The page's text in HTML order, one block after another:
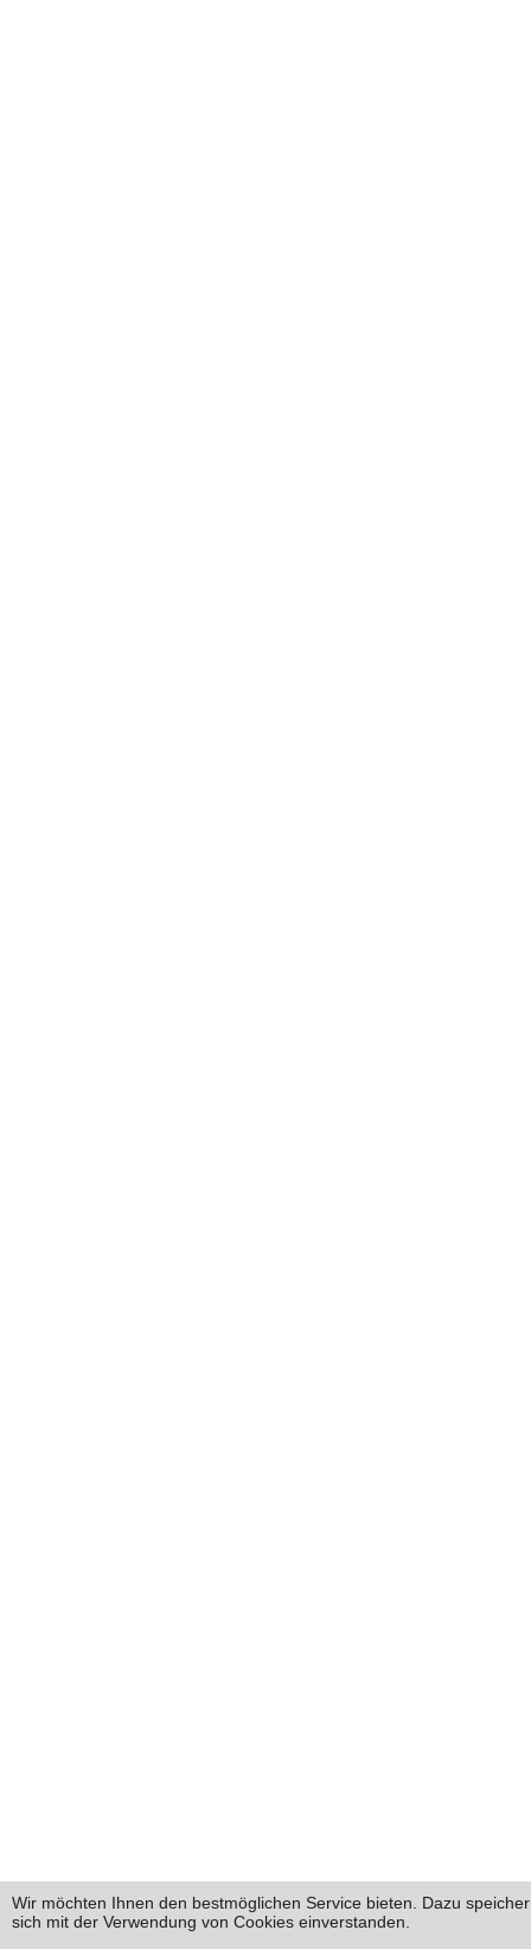
Wir möchten Ihnen den bestmöglichen Service bieten. Dazu
sich mit der Verwendung von Cookies einverstanden.